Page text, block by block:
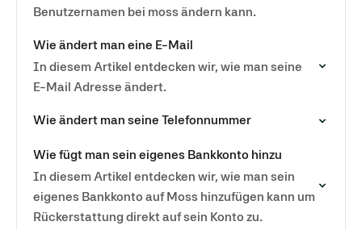
Benutzernamen bei moss ändern kann.
Wie ändert man eine E-Mail
In diesem Artikel entdecken wir, wie man seine
E-Mail Adresse ändert.
Wie ändert man seine Telefonnummer
Wie fügt man sein eigenes Bankkonto hinzu
In diesem Artikel entdecken wir, wie man sein
eigenes Bankkonto auf Moss hinzufügen kann um
Rückerstattung direkt auf sein Konto zu